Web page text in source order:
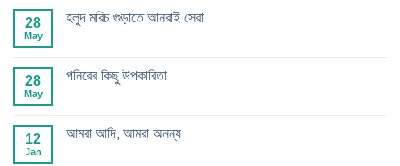
28
May
হলুদ মরিচ গুড়াতে আনরাই সেরা
28
May
পনিরের কিছু উপকারিতা
12
Jan
আমরা আদি, আমরা অনন্য